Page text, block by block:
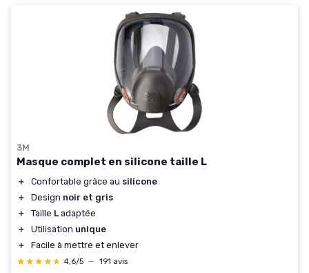
3M
Masque complet en silicone taille L
＋ Confortable grâce au silicone
＋
Design noir et gris
＋
Taille L adaptée
＋
Utilisation unique
＋
Facile à mettre et enlever
★★★★★
★★★★★ 4,6/5 — 191 avis